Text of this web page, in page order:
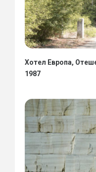
Хотел Европа,
1987